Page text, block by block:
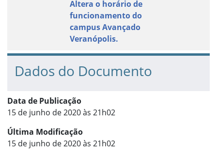
Altera o horário de
funcionamento do
campus Avançado
Veranópolis.
Dados do Documento
Data de Publicação
15 de junho de 2020 às 21h02
Última Modificação
15 de junho de 2020 às 21h02